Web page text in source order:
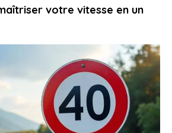
votre vitesse en un